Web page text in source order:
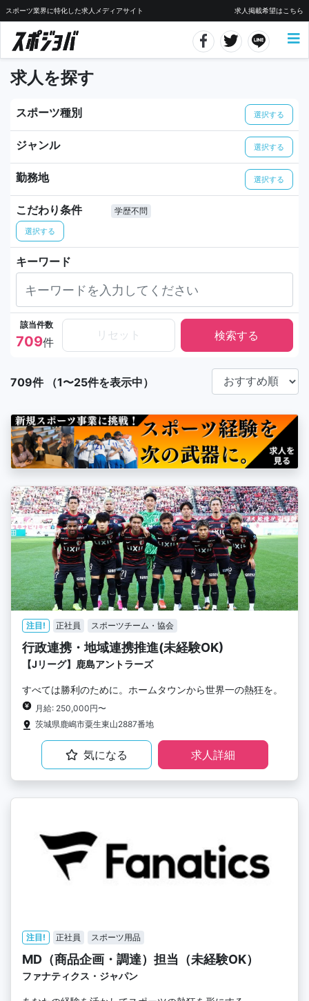
スポーツ業界に特化した求人メディアサイト 求人掲載希望はこちら
求人を探す
スポーツ種別 選択する
ジャンル 選択する
勤務地 選択する
こだわり条件
選択する
学歴不問
キーワード
該当件数
709件
リセット
709件 （1〜25件を表示中）
注目! 正社員 スポーツチーム・協会
行政連携・地域連携推進(未経験OK)
【Jリーグ】鹿島アントラーズ
すべては勝利のために。ホームタウンから世界一の熱狂を。
月給: 250,000円〜
茨城県鹿嶋市粟生東山2887番地
気になる 求人詳細
注目! 正社員 スポーツ用品
MD（商品企画・調達）担当（未経験OK）
ファナティクス・ジャパン